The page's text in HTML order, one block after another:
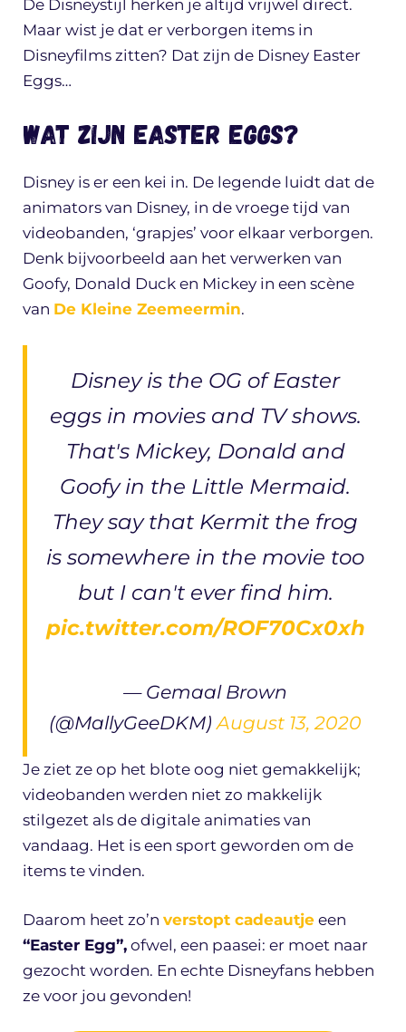
De Disneystijl herken je altijd vrijwel direct.
Maar wist je dat er verborgen items in
Disneyfilms zitten? Dat zijn de Disney Easter
Eggs…
Wat zijn Easter Eggs?
Disney is er een kei in. De legende luidt dat de
animators van Disney, in de vroege tijd van
videobanden, ‘grapjes’ voor elkaar verborgen.
Denk bijvoorbeeld aan het verwerken van
Goofy, Donald Duck en Mickey in een scène
van De Kleine Zeemeermin.
Disney is the OG of Easter
eggs in movies and TV shows.
That's Mickey, Donald and
Goofy in the Little Mermaid.
They say that Kermit the frog
is somewhere in the movie too
but I can't ever find him.
pic.twitter.com/ROF70Cx0xh
— Gemaal Brown
(@MallyGeeDKM)August 13, 2020
Je ziet ze op het blote oog niet gemakkelijk;
videobanden werden niet zo makkelijk
stilgezet als de digitale animaties van
vandaag. Het is een sport geworden om de
items te vinden.
Daarom heet zo’n verstopt cadeautje een
“Easter Egg”, ofwel, een paasei: er moet naar
gezocht worden. En echte Disneyfans hebben
ze voor jou gevonden!